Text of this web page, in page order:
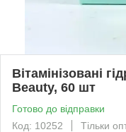
Вітамінізовані
Beauty, 60 шт
Готово до відправки
Код: 10252
Тільки